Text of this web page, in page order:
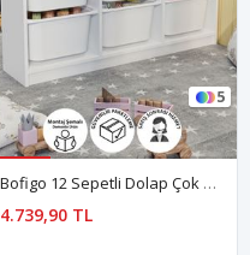
5
Bofigo 12 Sepetli Dolap Çok Amaçlı Dolap Oyuncak Dolabı Lara Beyaz
4.739,90 TL